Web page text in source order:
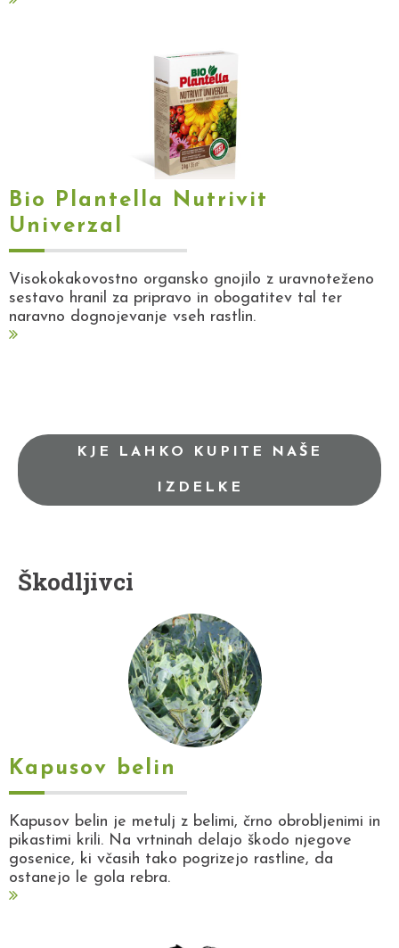
Bio Plantella Nutrivit
Univerzal
Visokokakovostno organsko gnojilo z uravnoteženo
sestavo hranil za pripravo in obogatitev tal ter
naravno dognojevanje vseh rastlin.
KJE LAHKO KUPITE NAŠE
IZDELKE
Škodljivci
Kapusov belin
Kapusov belin je metulj z belimi, črno obrobljenimi in
pikastimi krili. Na vrtninah delajo škodo njegove
gosenice, ki včasih tako pogrizejo rastline, da
ostanejo le gola rebra.